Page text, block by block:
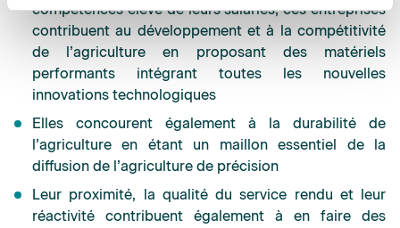
compétences élevé de leurs salariés, ces entreprises
contribuent au développement et à la compétitivité
de l’agriculture en proposant des matériels
performants intégrant toutes les nouvelles
innovations technologiques
Elles concourent également à la durabilité de
l’agriculture en étant un maillon essentiel de la
diffusion de l’agriculture de précision
Leur proximité, la qualité du service rendu et leur
réactivité contribuent également à en faire des